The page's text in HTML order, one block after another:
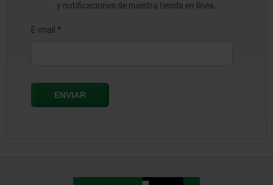
y notificaciones de nuestra tienda en línea.